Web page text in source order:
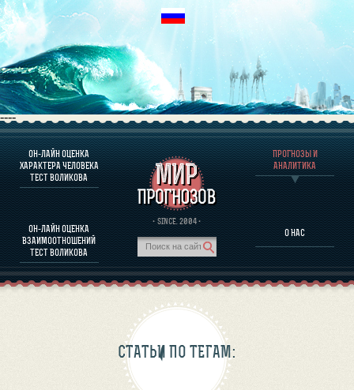
----
ОН-ЛАЙН ОЦЕНКА
ХАРАКТЕРА ЧЕЛОВЕКА
ТЕСТ ВОЛИКОВА
ОН-ЛАЙН ОЦЕНКА
ВЗАИМООТНОШЕНИЙ
ТЕСТ ВОЛИКОВА
· SINCE. 2004 ·
ПРОГНОЗЫ И
АНАЛИТИКА
О НАС
О ПРОГРАММЕ
ОЦЕНКА ХАРАКТЕРA ЧЕЛОВЕКА
ОЦЕНКА ХАРАКТЕРА ВЫДАЮЩИХСЯ ЛИЧНОСТЕЙ
О ПРОГРАММЕ
ПРОГНОЗЫ И АНАЛИТИКА
СТАТЬИ ПО ТЕГАМ: